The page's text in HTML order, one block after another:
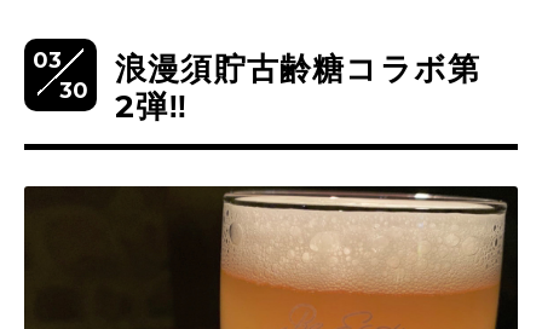
03
30
浪漫須貯古齢糖コラボ第
2弾‼️